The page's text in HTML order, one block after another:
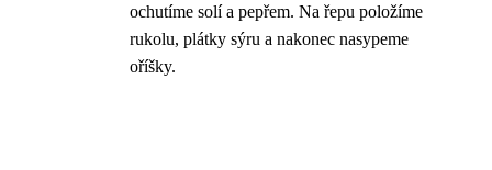
ochutíme solí a pepřem. Na řepu položíme
rukolu, plátky sýru a nakonec nasypeme
oříšky.